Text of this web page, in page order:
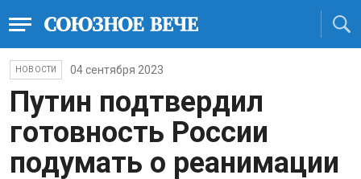
НОВОСТИ 04 сентября 2023
Путин подтвердил
готовность России
подумать о реанимации